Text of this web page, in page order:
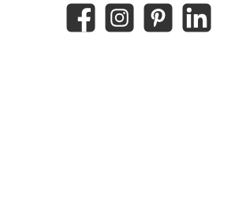
FacebookInstagramPinterestLinkedIn